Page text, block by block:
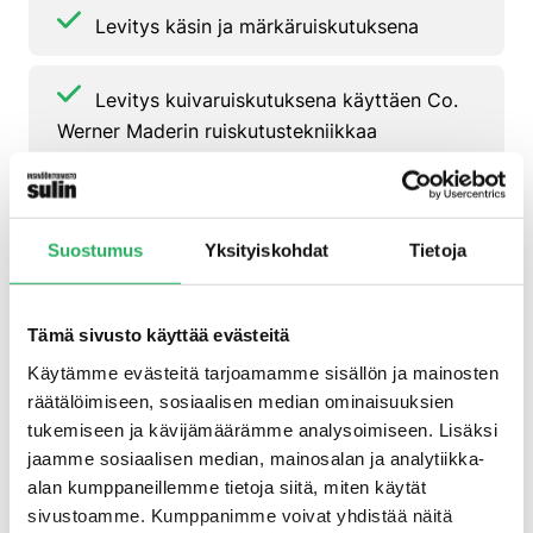
Suostumus Yksityiskohdat Tietoja
Tämä sivusto käyttää evästeitä
Käytämme evästeitä tarjoamamme sisällön ja mainosten
räätälöimiseen, sosiaalisen median ominaisuuksien
tukemiseen ja kävijämäärämme analysoimiseen. Lisäksi
jaamme sosiaalisen median, mainosalan ja analytiikka-
alan kumppaneillemme tietoja siitä, miten käytät
sivustoamme. Kumppanimme voivat yhdistää näitä
Levitys käsin ja märkäruiskutuksena
Levitys kuivaruiskutuksena käyttäen Co.
Werner Maderin ruiskutustekniikkaa
Kestää jatkuvaa vesialtistusta
Vedenpitävä
Avoin vesihöyryn diffuusiolle